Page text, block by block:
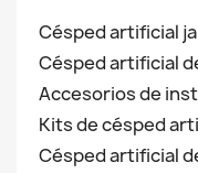
Césped artificial
Césped artificial
Accesorios de
Kits de césped
Césped artificial